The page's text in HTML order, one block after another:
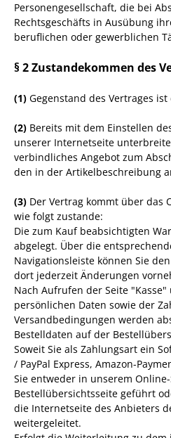
Personengesellschaft, die bei
Rechtsgeschäfts in Ausübung
beruflichen oder gewerblichen
§ 2 Zustandekommen des
(1) Gegenstand des Vertrages
(2) Bereits mit dem Einstellen
unserer Internetseite
verbindliches Angebot zum
den in der Artikelbeschreibung
(3) Der Vertrag kommt über das
wie folgt zustande:
Die zum Kauf beabsichtigten
abgelegt. Über die
Navigationsleiste können Sie
dort jederzeit Änderungen
Nach Aufrufen der Seite
persönlichen Daten sowie der
Versandbedingungen werden
Bestelldaten auf der
Soweit Sie als Zahlungsart ein
/ PayPal Express, Amazon-
Sie entweder in unserem
Bestellübersichtsseite geführt
die Internetseite des Anbieters
weitergeleitet.